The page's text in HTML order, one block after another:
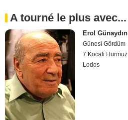
A tourné le plus avec...
Erol Günaydın
Günesi Gördüm
7 Kocali Hurmuz
Lodos